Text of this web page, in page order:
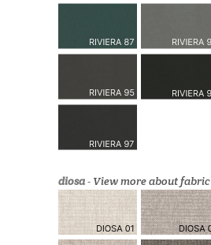
diosa- View more about fabric